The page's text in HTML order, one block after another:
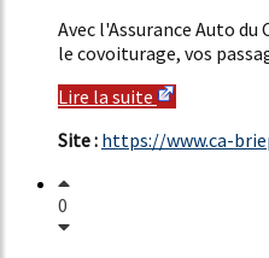
Avec l'Assurance Auto
le covoiturage, vos
Lire la suite
Site : https://www.ca-
0